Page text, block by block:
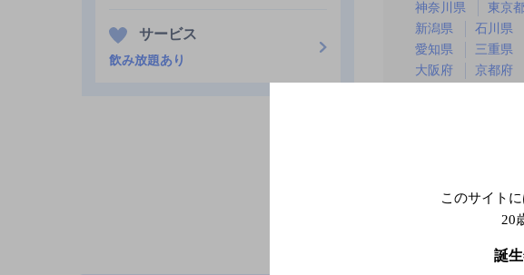
神奈川県
東京
新潟県
石川県
愛知県
三重県
大阪府
京都府
サービス
飲み放題あり
このサイト
20
誕